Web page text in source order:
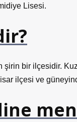
Lisesi.
bir ilçesidir.
ilçesi ve